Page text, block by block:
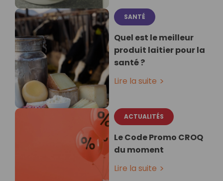
SANTÉ
Quel est le meilleur
produit laitier pour la
santé ?
Lire la suite
ACTUALITÉS
Le Code Promo CROQ
du moment
Lire la suite